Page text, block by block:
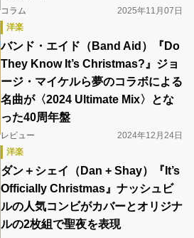
コラム
2025年11月07日
洋楽
バンド・エイド（Band Aid）『Do
They Know It’s Christmas?』ジョ
ージ・マイケルら夢のコラボによる
名曲が〈2024 Ultimate Mix〉とな
った40周年盤
レビュー
2024年12月24日
洋楽
ダン＋シェイ（Dan + Shay）『It’s
Officially Christmas』ナッシュビ
ルの人気コンビがカバーとオリジナ
ルの2枚組で聖夜を表現